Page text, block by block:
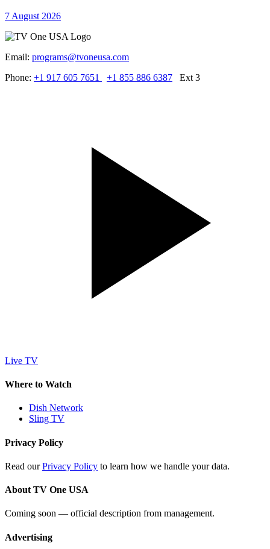
7 August 2026
Email: programs@tvoneusa.com
Phone: +1 917 605 7651 +1 855 886 6387 Ext 3
Live TV
Where to Watch
Dish Network
Sling TV
Privacy Policy
Read ourPrivacy Policy to learn how we handle your data.
About TV One USA
Coming soon — official description from management.
Advertising